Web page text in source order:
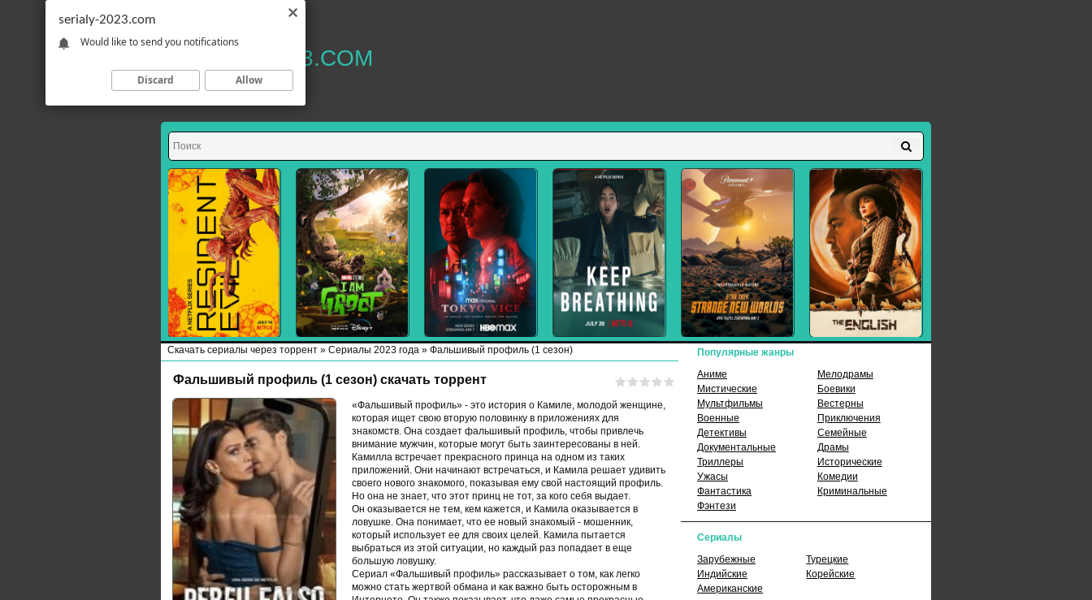
SERIALY-2023.COM
Скачать сериалы через торрент » Сериалы 2023 года » Фальшивый профиль (1 сезон)
Фальшивый профиль (1 сезон) скачать торрент
«Фальшивый профиль» - это история о Камиле, молодой женщине,
которая ищет свою вторую половинку в приложениях для
знакомств. Она создает фальшивый профиль, чтобы привлечь
внимание мужчин, которые могут быть заинтересованы в ней.
Камилла встречает прекрасного принца на одном из таких
приложений. Они начинают встречаться, и Камила решает удивить
своего нового знакомого, показывая ему свой настоящий профиль.
Но она не знает, что этот принц не тот, за кого себя выдает.
Он оказывается не тем, кем кажется, и Камила оказывается в
ловушке. Она понимает, что ее новый знакомый - мошенник,
который использует ее для своих целей. Камила пытается
выбраться из этой ситуации, но каждый раз попадает в еще
большую ловушку.
Сериал «Фальшивый профиль» рассказывает о том, как легко
можно стать жертвой обмана и как важно быть осторожным в
Популярные жанры
Аниме
Мелодрамы
Мистические
Боевики
Мультфильмы
Вестерны
Военные
Приключения
Детективы
Семейные
Документальные
Драмы
Триллеры
Исторические
Ужасы
Комедии
Фантастика
Криминальные
Фэнтези
Сериалы
Зарубежные
Турецкие
Индийские
Корейские
Американские
serialy-2023.com
Would like to send you notifications
Discard Allow